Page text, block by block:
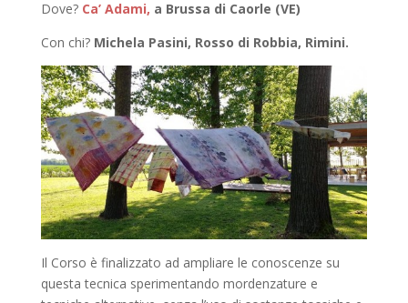
Dove? Ca’ Adami, a Brussa di Caorle (VE)
Con chi? Michela Pasini, Rosso di Robbia, Rimini.
Il Corso è finalizzato ad ampliare le conoscenze su
questa tecnica sperimentando mordenzature e